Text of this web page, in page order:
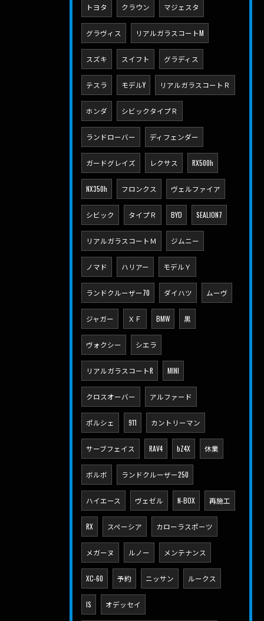
トヨタ クラウン マジェスタ
グラヴィス リアルガラスコートM
スズキ スイフト グラディス
テスラ モデルY リアルガラスコートＲ
ホンダ シビックタイプＲ
ランドローバー ディフェンダー
ガードグレイズ レクサス RX500h
NX350h フロンクス ヴェルファイア
シビック タイプＲ BYD SEALION7
リアルガラスコートＭ ジムニー
ノマド ハリアー モデルＹ
ランドクルーザー70 ダイハツ ムーヴ
ジャガー ＸＦ BMW 黒
ヴォクシー シエラ
リアルガラスコートR MINI
クロスオーバー アルファード
ポルシェ 911 カントリーマン
サーブフェイス RAV4 bZ4X 休業
ボルボ ランドクルーザー250
ハイエース ヴェゼル N-BOX 再施工
RX スペーシア カローラスポーツ
メガーヌ ルノー メンテナンス
XC-60 予約 ニッサン ルークス
IS オデッセイ